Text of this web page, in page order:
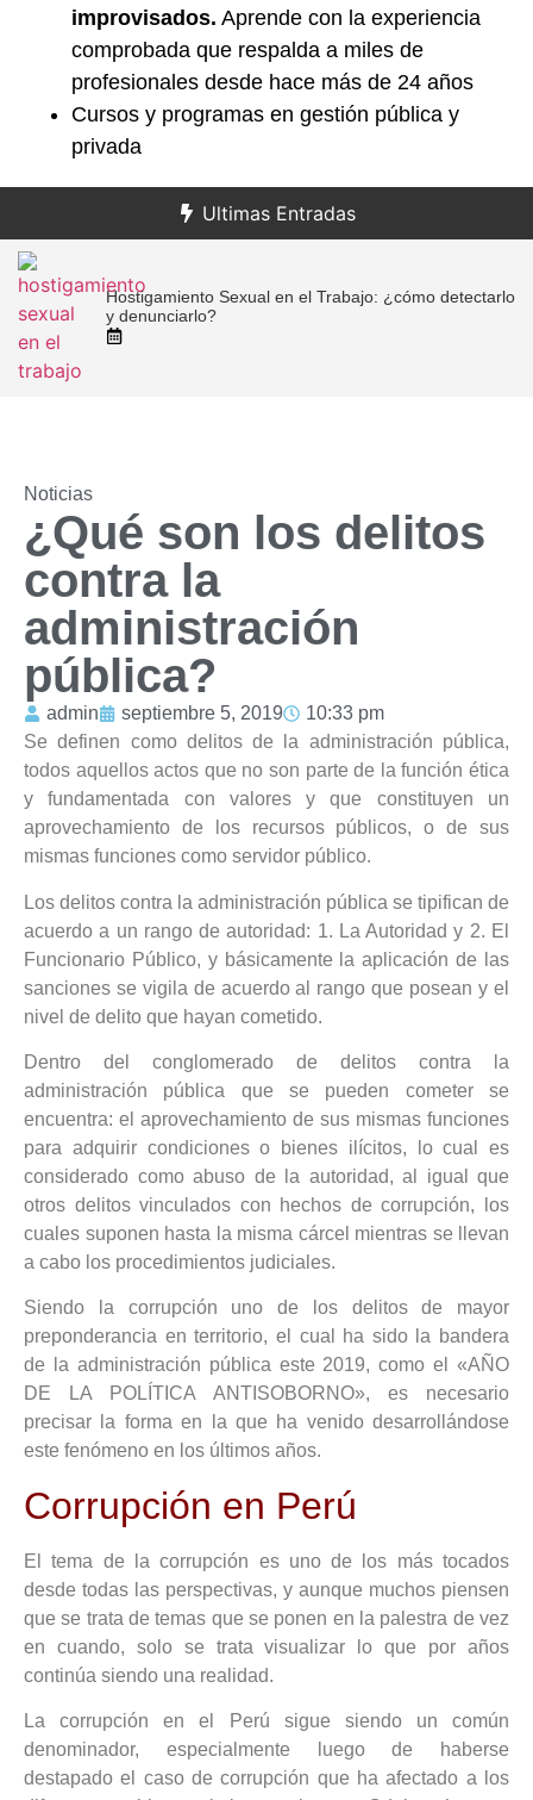
improvisados. Aprende con la experiencia
comprobada que respalda a miles de
profesionales desde hace más de 24 años
Cursos y programas en gestión pública y
privada
Ultimas Entradas
Hostigamiento Sexual en el Trabajo: ¿cómo detectarlo
y denunciarlo?
Noticias
¿Qué son los delitos
contra la
administración
pública?
admin septiembre 5, 2019
10:33 pm
Se definen como delitos de la administración pública,
todos aquellos actos que no son parte de la función ética
y fundamentada con valores y que constituyen un
aprovechamiento de los recursos públicos, o de sus
mismas funciones como servidor público.
Los delitos contra la administración pública se tipifican de
acuerdo a un rango de autoridad: 1. La Autoridad y 2. El
Funcionario Público, y básicamente la aplicación de las
sanciones se vigila de acuerdo al rango que posean y el
nivel de delito que hayan cometido.
Dentro del conglomerado de delitos contra la
administración pública que se pueden cometer se
encuentra: el aprovechamiento de sus mismas funciones
para adquirir condiciones o bienes ilícitos, lo cual es
considerado como abuso de la autoridad, al igual que
otros delitos vinculados con hechos de corrupción, los
cuales suponen hasta la misma cárcel mientras se llevan
a cabo los procedimientos judiciales.
Siendo la corrupción uno de los delitos de mayor
preponderancia en territorio, el cual ha sido la bandera
de la administración pública este 2019, como el «AÑO
DE LA POLÍTICA ANTISOBORNO», es necesario
precisar la forma en la que ha venido desarrollándose
este fenómeno en los últimos años.
Corrupción en Perú
El tema de la corrupción es uno de los más tocados
desde todas las perspectivas, y aunque muchos piensen
que se trata de temas que se ponen en la palestra de vez
en cuando, solo se trata visualizar lo que por años
continúa siendo una realidad.
La corrupción en el Perú sigue siendo un común
denominador, especialmente luego de haberse
destapado el caso de corrupción que ha afectado a los